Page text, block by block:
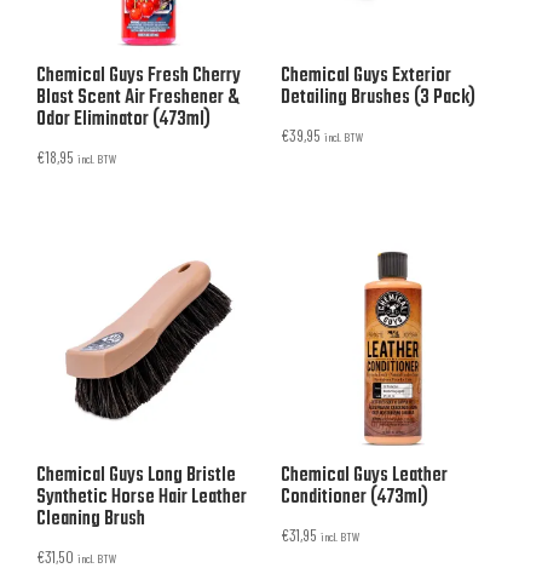
Chemical Guys Fresh Cherry
Blast Scent Air Freshener &
Odor Eliminator (473ml)
€18,95 incl. BTW
Chemical Guys Exterior
Detailing Brushes (3 Pack)
€39,95 incl. BTW
Chemical Guys Long Bristle
Synthetic Horse Hair Leather
Cleaning Brush
€31,50 incl. BTW
Chemical Guys Leather
Conditioner (473ml)
€31,95 incl. BTW